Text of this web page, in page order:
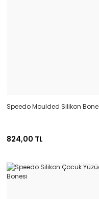
Speedo Moulded Silikon Bone
824,00 TL